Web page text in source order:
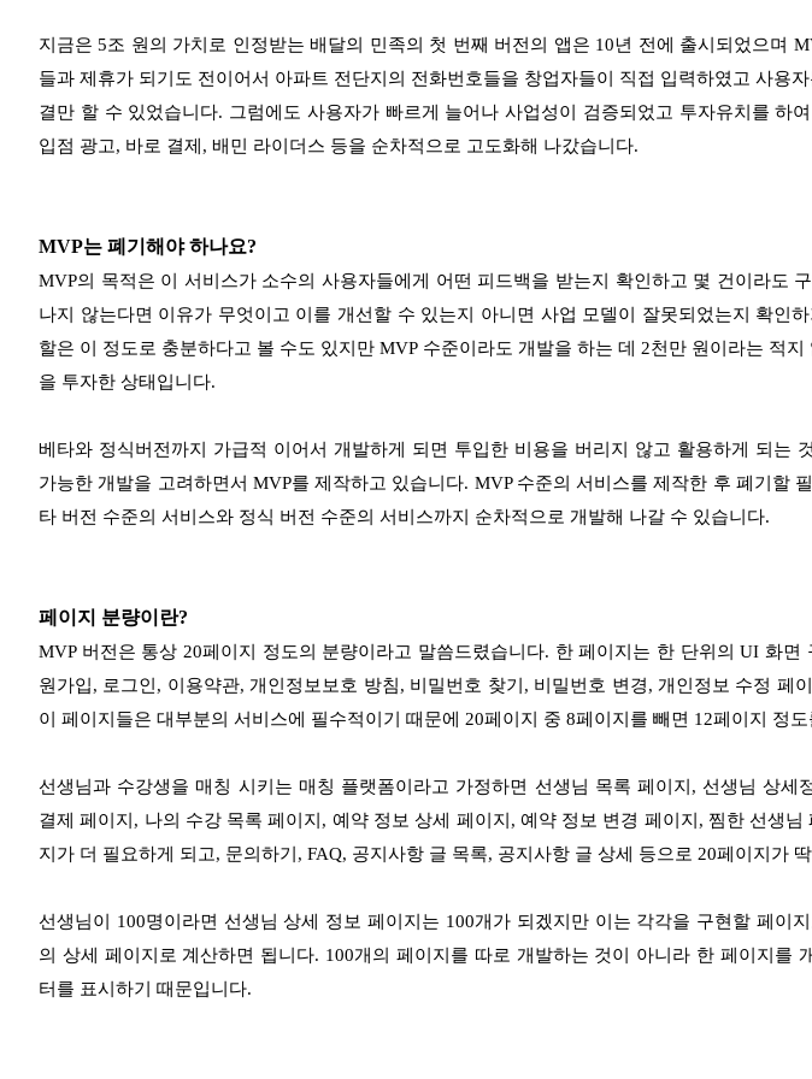
지금은 5조 원의 가치로 인정받는 배달의 민족의 첫 번째 버전의 앱은 10년 전에 출시되었으며
들과 제휴가 되기도 전이어서 아파트 전단지의 전화번호들을 창업자들이 직접 입력하였고 사용
결만 할 수 있었습니다. 그럼에도 사용자가 빠르게 늘어나 사업성이 검증되었고 투자유치를 하
입점 광고, 바로 결제, 배민 라이더스 등을 순차적으로 고도화해 나갔습니다.
MVP는 폐기해야 하나요?
MVP의 목적은 이 서비스가 소수의 사용자들에게 어떤 피드백을 받는지 확인하고 몇 건이라도
나지 않는다면 이유가 무엇이고 이를 개선할 수 있는지 아니면 사업 모델이 잘못되었는지 확인
할은 이 정도로 충분하다고 볼 수도 있지만 MVP 수준이라도 개발을 하는 데 2천만 원이라는 적
을 투자한 상태입니다.
베타와 정식버전까지 가급적 이어서 개발하게 되면 투입한 비용을 버리지 않고 활용하게 되는
가능한 개발을 고려하면서 MVP를 제작하고 있습니다. MVP 수준의 서비스를 제작한 후 폐기할
타 버전 수준의 서비스와 정식 버전 수준의 서비스까지 순차적으로 개발해 나갈 수 있습니다.
페이지 분량이란?
MVP 버전은 통상 20페이지 정도의 분량이라고 말씀드렸습니다. 한 페이지는 한 단위의 UI 화면
원가입, 로그인, 이용약관, 개인정보보호 방침, 비밀번호 찾기, 비밀번호 변경, 개인정보 수정 페
이 페이지들은 대부분의 서비스에 필수적이기 때문에 20페이지 중 8페이지를 빼면 12페이지 정
선생님과 수강생을 매칭 시키는 매칭 플랫폼이라고 가정하면 선생님 목록 페이지, 선생님 상세
결제 페이지, 나의 수강 목록 페이지, 예약 정보 상세 페이지, 예약 정보 변경 페이지, 찜한 선생님
지가 더 필요하게 되고, 문의하기, FAQ, 공지사항 글 목록, 공지사항 글 상세 등으로 20페이지가
선생님이 100명이라면 선생님 상세 정보 페이지는 100개가 되겠지만 이는 각각을 구현할 페이
의 상세 페이지로 계산하면 됩니다. 100개의 페이지를 따로 개발하는 것이 아니라 한 페이지를
터를 표시하기 때문입니다.